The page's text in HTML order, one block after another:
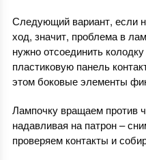
Следующий вариант, если
ход, значит, проблема в
нужно отсоединить
пластиковую панель
этом боковые элементы
Лампочку вращаем против
надавливая на патрон –
проверяем контакты и